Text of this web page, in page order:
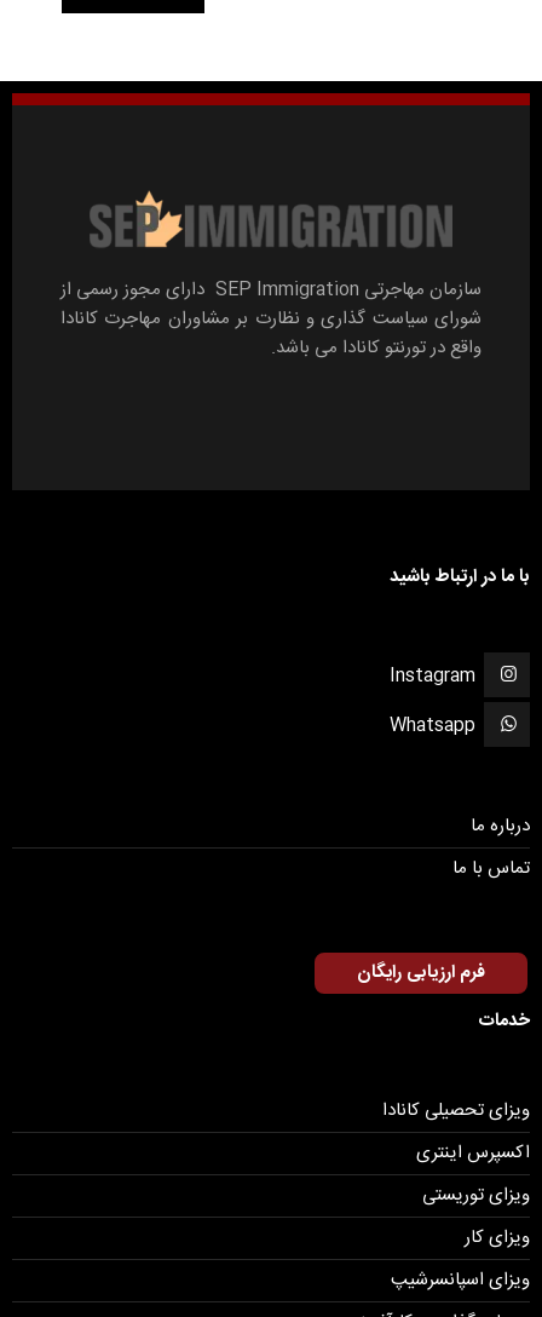
سازمان مهاجرتی SEP Immigration دارای مجوز رسمی از
شورای سیاست گذاری و نظارت بر مشاوران مهاجرت کانادا
واقع در تورنتو کانادا می باشد.
با ما در ارتباط باشید
Instagram
Whatsapp
درباره ما
تماس با ما
فرم ارزیابی رایگان
خدمات
ویزای تحصیلی کانادا
اکسپرس اینتری
ویزای توریستی
ویزای کار
ویزای اسپانسرشیپ